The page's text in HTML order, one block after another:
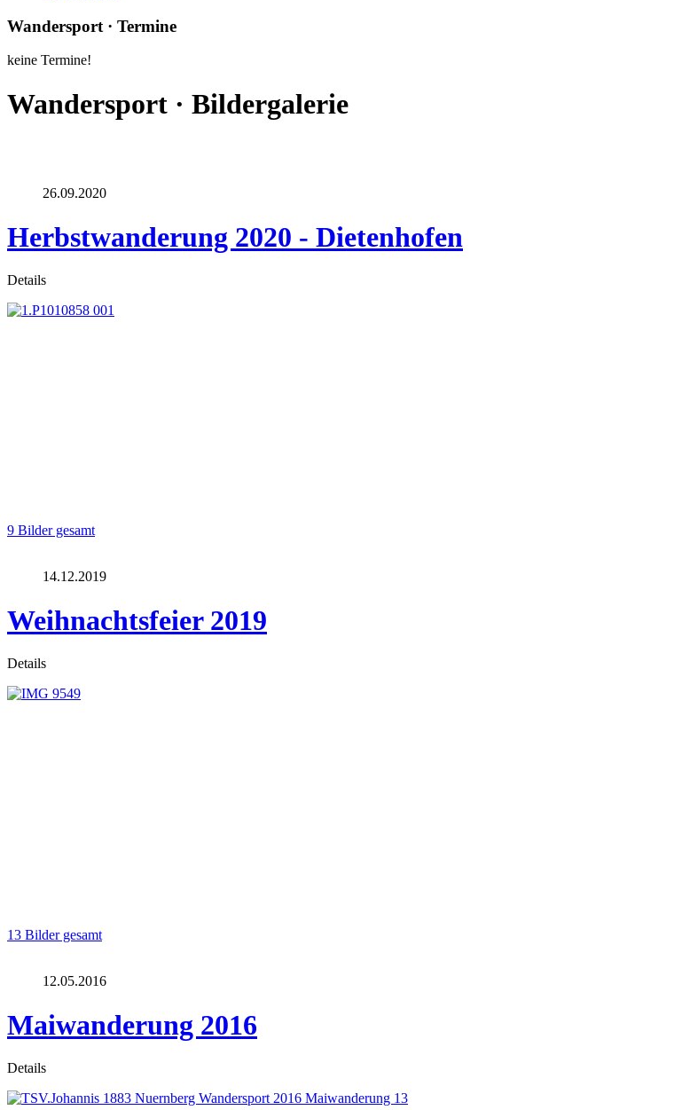
Wandersport · Termine
keine Termine!
Wandersport · Bildergalerie
26.09.2020
Herbstwanderung 2020 - Dietenhofen
Details
9 Bilder gesamt
14.12.2019
Weihnachtsfeier 2019
Details
13 Bilder gesamt
12.05.2016
Maiwanderung 2016
Details